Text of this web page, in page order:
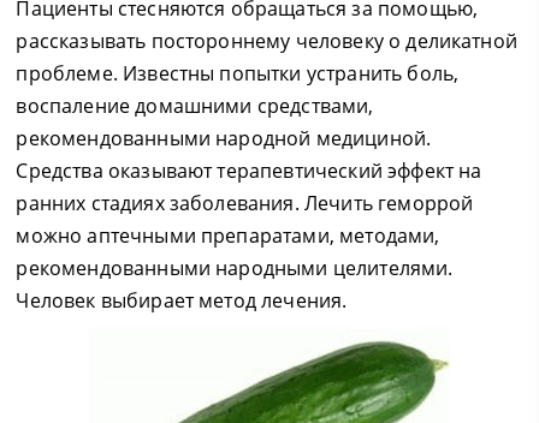
Пациенты стесняются обращаться за помощью,
рассказывать постороннему человеку о деликатной
проблеме. Известны попытки устранить боль,
воспаление домашними средствами,
рекомендованными народной медициной.
Средства оказывают терапевтический эффект на
ранних стадиях заболевания. Лечить геморрой
можно аптечными препаратами, методами,
рекомендованными народными целителями.
Человек выбирает метод лечения.